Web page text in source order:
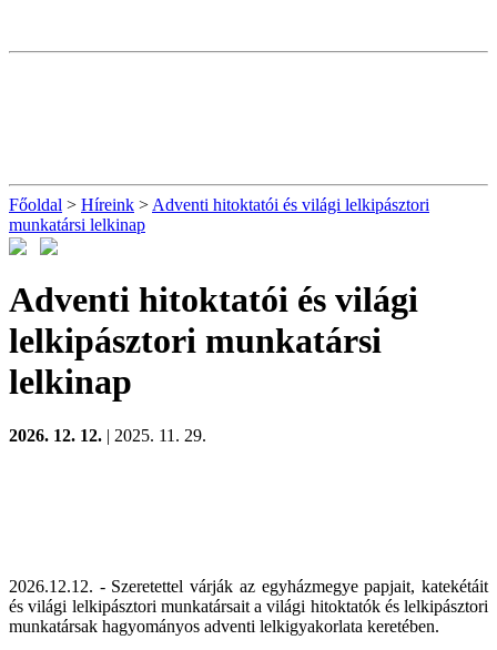
Főoldal > Híreink > Adventi hitoktatói és világi lelkipásztori
munkatársi lelkinap
Adventi hitoktatói és világi
lelkipásztori munkatársi
lelkinap
2026. 12. 12. | 2025. 11. 29.
2026.12.12. - Szeretettel várják az egyházmegye papjait, katekétáit
és világi lelkipásztori munkatársait a világi hitoktatók és lelkipásztori
munkatársak hagyományos adventi lelkigyakorlata keretében.